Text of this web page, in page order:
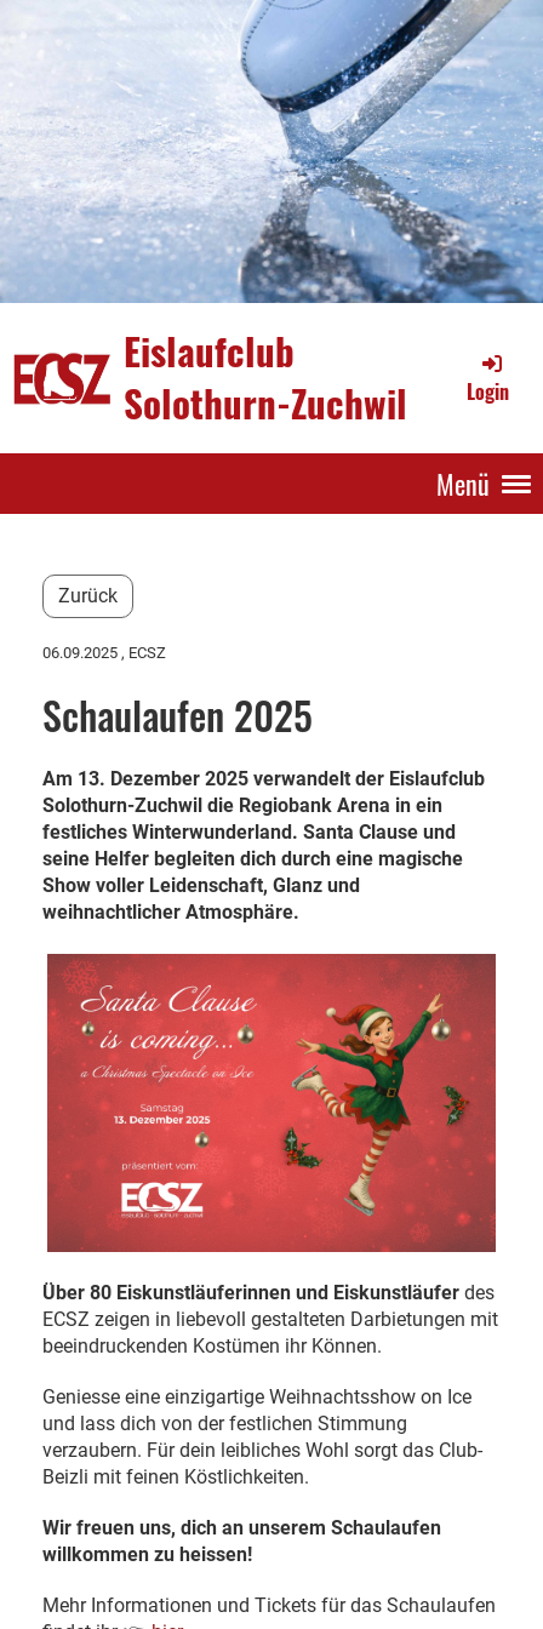
Eislaufclub
Solothurn-Zuchwil
Login
Menü
Zurück
06.09.2025 , ECSZ
Schaulaufen 2025
Am 13. Dezember 2025 verwandelt der Eislaufclub
Solothurn-Zuchwil die Regiobank Arena in ein
festliches Winterwunderland. Santa Clause und
seine Helfer begleiten dich durch eine magische
Show voller Leidenschaft, Glanz und
weihnachtlicher Atmosphäre.
Über 80 Eiskunstläuferinnen und Eiskunstläufer des
ECSZ zeigen in liebevoll gestalteten Darbietungen mit
beeindruckenden Kostümen ihr Können.
Geniesse eine einzigartige Weihnachtsshow on Ice
und lass dich von der festlichen Stimmung
verzaubern. Für dein leibliches Wohl sorgt das Club-
Beizli mit feinen Köstlichkeiten.
Wir freuen uns, dich an unserem Schaulaufen
willkommen zu heissen!
Mehr Informationen und Tickets für das Schaulaufen